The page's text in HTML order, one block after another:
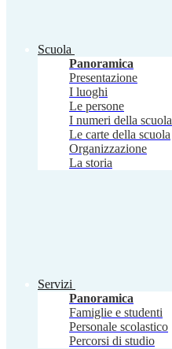
Scuola
Panoramica
Presentazione
I luoghi
Le persone
I numeri della scuola
Le carte della scuola
Organizzazione
La storia
Servizi
Panoramica
Famiglie e studenti
Personale scolastico
Percorsi di studio